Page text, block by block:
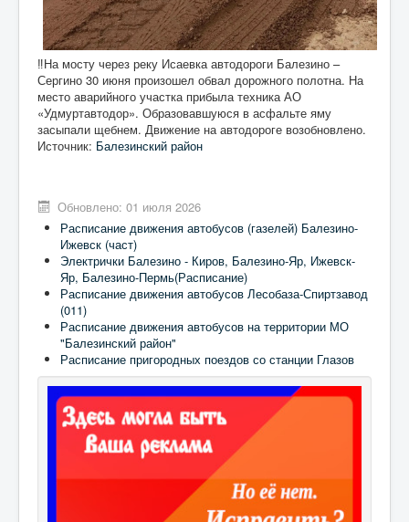
‼На мосту через реку Исаевка автодороги Балезино –
Сергино 30 июня произошел обвал дорожного полотна. На
место аварийного участка прибыла техника АО
«Удмуртавтодор». Образовавшуюся в асфальте яму
засыпали щебнем. Движение на автодороге возобновлено.
Источник: Балезинский район
Обновлено: 01 июля 2026
Расписание движения автобусов (газелей) Балезино-
Ижевск (част)
Электрички Балезино - Киров, Балезино-Яр, Ижевск-
Яр, Балезино-Пермь(Расписание)
Расписание движения автобусов Лесобаза-Спиртзавод
(011)
Расписание движения автобусов на территории МО
"Балезинский район"
Расписание пригородных поездов со станции Глазов